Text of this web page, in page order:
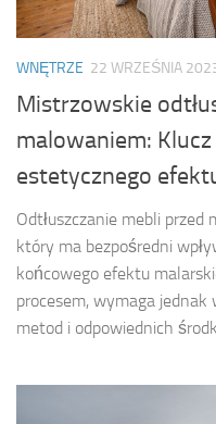
WNĘTRZE 22 WRZEŚNIA
Mistrzowskie
malowaniem:
estetycznego
Odtłuszczanie mebli
który ma bezpośredni
końcowego efektu
procesem, wymaga
metod i odpowiednich